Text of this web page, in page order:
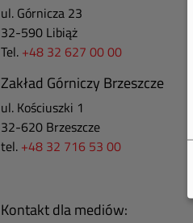
ul. Górnicza 23
32-590 Libiąż
Tel. +48 32 627 00 00
Zakład Górniczy Brzeszcze
ul. Kościuszki 1
32-620 Brzeszcze
tel. +48 32 716 53 00
Kontakt dla mediów: